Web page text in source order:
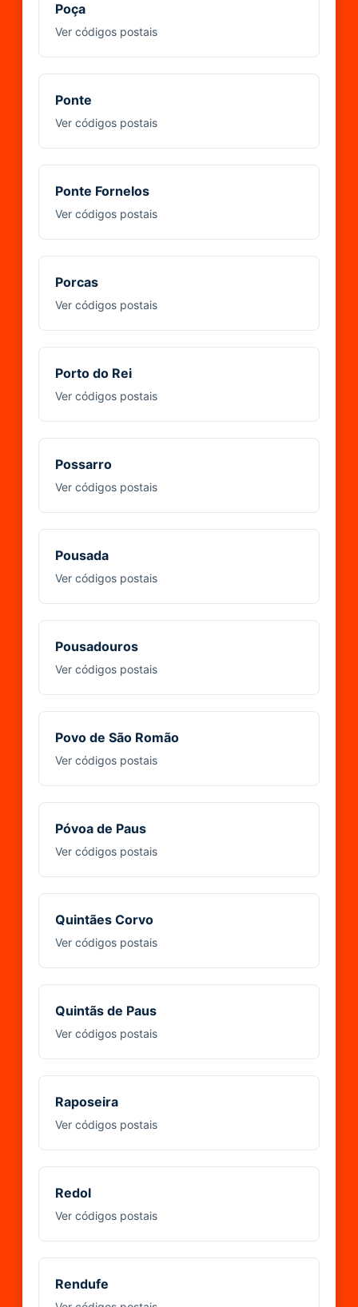
Poça
Ver códigos postais
Ponte
Ver códigos postais
Ponte Fornelos
Ver códigos postais
Porcas
Ver códigos postais
Porto do Rei
Ver códigos postais
Possarro
Ver códigos postais
Pousada
Ver códigos postais
Pousadouros
Ver códigos postais
Povo de São Romão
Ver códigos postais
Póvoa de Paus
Ver códigos postais
Quintães Corvo
Ver códigos postais
Quintãs de Paus
Ver códigos postais
Raposeira
Ver códigos postais
Redol
Ver códigos postais
Rendufe